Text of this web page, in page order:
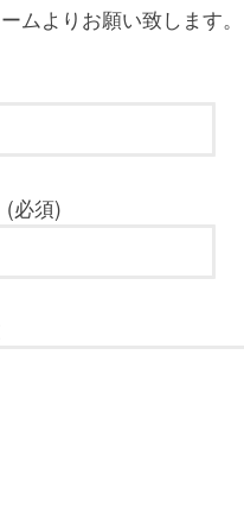
ムよりお願い致します。
(必須)